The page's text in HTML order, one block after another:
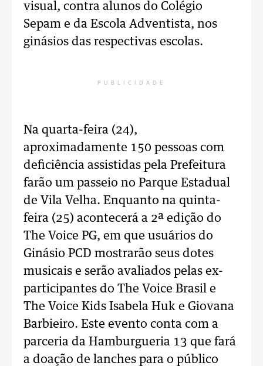
visual, contra alunos do Colégio
Sepam e da Escola Adventista, nos
ginásios das respectivas escolas.
PUBLICIDADE
Na quarta-feira (24),
aproximadamente 150 pessoas com
deficiência assistidas pela Prefeitura
farão um passeio no Parque Estadual
de Vila Velha. Enquanto na quinta-
feira (25) acontecerá a 2ª edição do
The Voice PG, em que usuários do
Ginásio PCD mostrarão seus dotes
musicais e serão avaliados pelas ex-
participantes do The Voice Brasil e
The Voice Kids Isabela Huk e Giovana
Barbieiro. Este evento conta com a
parceria da Hamburgueria 13 que fará
a doação de lanches para o público